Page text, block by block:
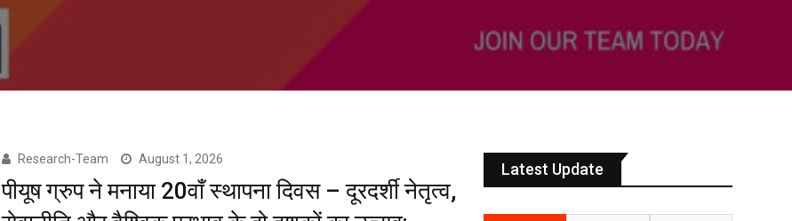
Research-Team August 1, 2026
पीयूष ग्रुप ने मनाया 20वाँ स्थापना दिवस – दूरदर्शी नेतृत्व,
Latest Update